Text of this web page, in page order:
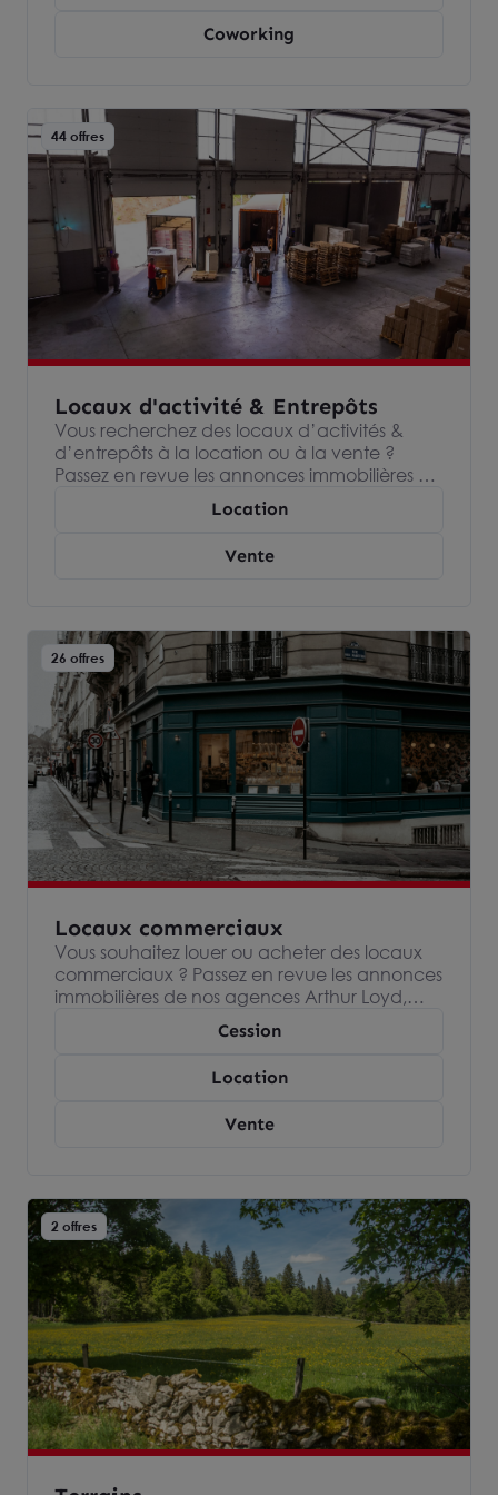
France Ce site présente une sélection
directement, sans engagement.
Coworking
44 offres
Locaux d'activité & Entrepôts
Vous recherchez des locaux d’activités &
d’entrepôts à la location ou à la vente ?
Passez en revue les annonces immobilières de
nos agences Arthur Loyd, spécialisées dans
l’immobilier d’entreprise et devenez
Location
Vente
26 offres
Locaux commerciaux
Vous souhaitez louer ou acheter des locaux
commerciaux ? Passez en revue les annonces
immobilières de nos agences Arthur Loyd,
spécialisées dans l’immobilier d’entreprise et
devenez propriétaire ou locataire de votre
Cession
Location
Vente
2 offres